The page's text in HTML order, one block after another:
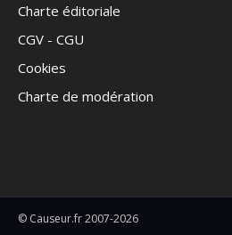
Charte éditoriale
CGV - CGU
Cookies
Charte de modération
© Causeur.fr 2007-2026